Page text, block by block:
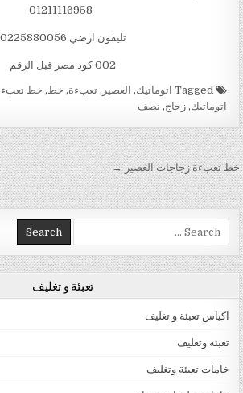
تليفون ارضي 0225880056
002 كود مصر قبل الرقم
Tagged اتوماتيك, العصير ,تعبءة, خط, خط
اتوماتيك,زجاج, نصف
تصفّح المقالات
خط تعبءة زجاجات العصير →
Search for:
تعبئة و تغليف
اكياس تعبئة و تغليف
تعبئة وتغليف
خامات تعبئة وتغليف